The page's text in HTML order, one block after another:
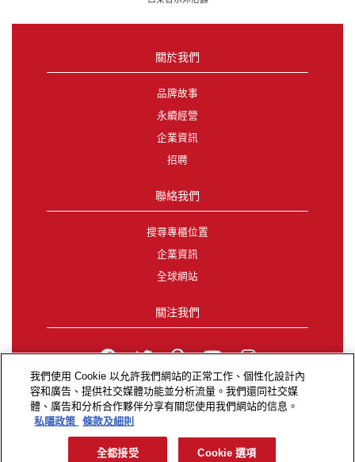
關於我們
品牌故事
永續經營
企業資訊
招聘
聯絡我們
搜尋專櫃位置
企業資訊
全球網站
關注我們
無障礙網頁|私隱政策|Exercise Your Privacy Rights
&©2026 Elizabeth Arden SEA (HK) Limited保留解釋權及
所有權利。
我們使用 Cookie 以允許我們網站的正常工作、個性化設計內
容和廣告、提供社交媒體功能並分析流量。我們還同社交媒
體、廣告和分析合作夥伴分享有關您使用我們網站的信息。
私隱政策
條款及細則
Cookie 選項
全都接受